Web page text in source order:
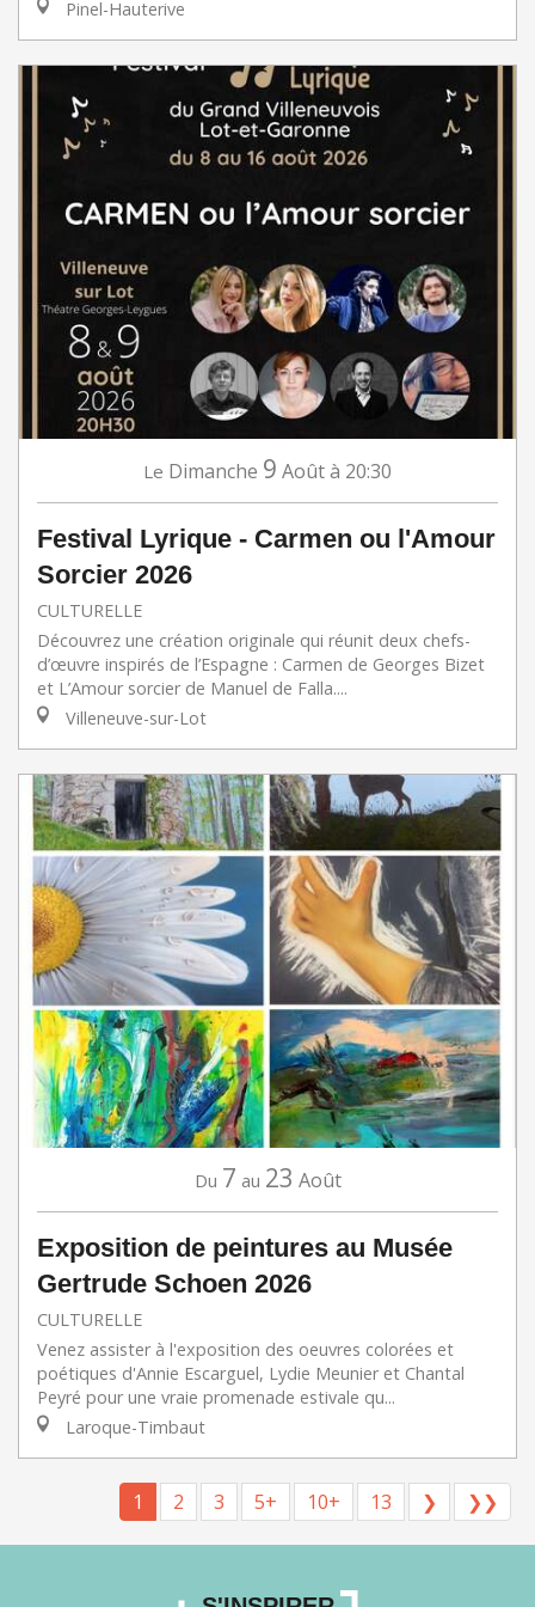
Pinel-Hauterive
Le Dimanche 9 Aoûtà 20:30
Festival Lyrique - Carmen ou l'Amour
Sorcier 2026
CULTURELLE
Découvrez une création originale qui réunit deux chefs-
d’œuvre inspirés de l’Espagne : Carmen de Georges Bizet
et L’Amour sorcier de Manuel de Falla....
Villeneuve-sur-Lot
Du 7 au 23 Août
Exposition de peintures au Musée
Gertrude Schoen 2026
CULTURELLE
Venez assister à l'exposition des oeuvres colorées et
poétiques d'Annie Escarguel, Lydie Meunier et Chantal
Peyré pour une vraie promenade estivale qu...
Laroque-Timbaut
1 2 3 5+ 10+ 13 ❯ ❯❯